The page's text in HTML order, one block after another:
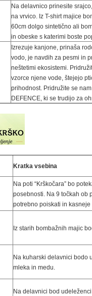
Na delavnico prinesite
na vrvico. Iz T-shirt majice
60cm dolgo sintetično ali
in obeske s katerimi boste
Izrezuje kanjone, prinaša
vodo, je navdih za pesmi in
neštetimi ekosistemi.
vzorce njene vode, štejejo
prihodnost. Pridružite se
DEFENCE, ki se trudijo za
Kratka vsebina
Na poti “Krškočara” bo
posebnosti. Na 9 točkah ob
potrebno poiskati in
Iz starih bombažnih majic
Na kuharski delavnici bodo
mleka in medu.
Na delavnici bod